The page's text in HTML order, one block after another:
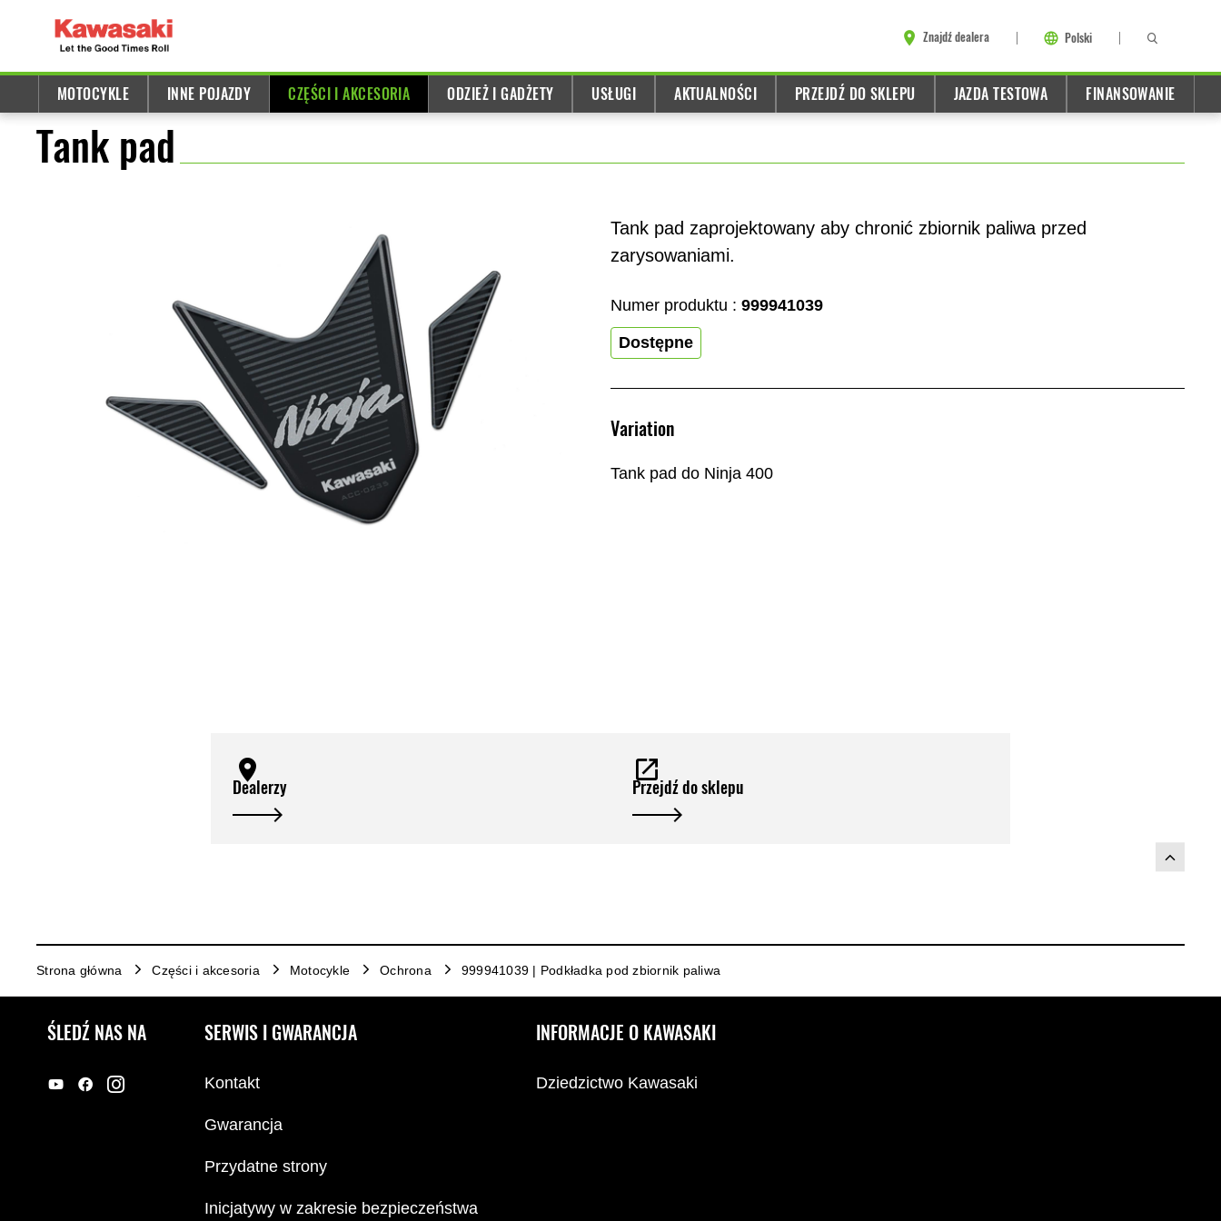
Znajdź dealera Polski
MOTOCYKLE INNE POJAZDY CZĘŚCI I AKCESORIA ODZIEŻ I GADŻETY USŁUGI AKTUALNOŚCI PRZEJDŹ DO SKLEPU JAZDA TESTOWA FINANSOWANIE
Tank pad
Tank pad zaprojektowany aby chronić zbiornik paliwa przed
zarysowaniami.
Numer produktu : 999941039
Dostępne
Variation
Tank pad do Ninja 400
Dealerzy Przejdź do sklepu
Strona główna Części i akcesoria Motocykle Ochrona 999941039 | Podkładka pod zbiornik paliwa
ŚLEDŹ NAS NA SERWIS I GWARANCJA
Kontakt
Gwarancja
Przydatne strony
Inicjatywy w zakresie bezpieczeństwa
INFORMACJE O KAWASAKI
Dziedzictwo Kawasaki